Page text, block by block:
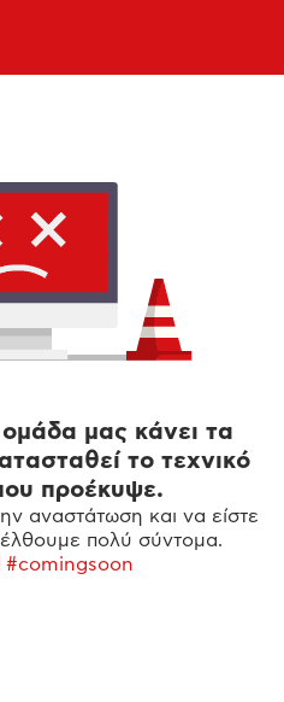
μας κάνει τα
το τεχνικό
προέκυψε.
αναστάτωση και να είστε
πολύ σύντομα.
#comingsoon